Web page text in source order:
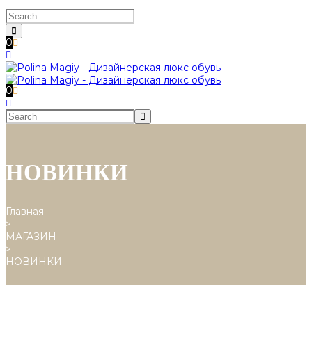
0
0
НОВИНКИ
Главная
>
МАГАЗИН
>
НОВИНКИ